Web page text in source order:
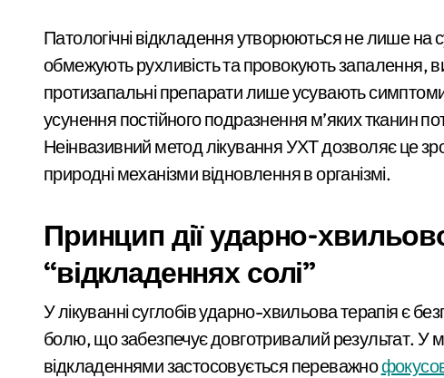
Патологічні відкладення утворюються не лише на
обмежують рухливість та провокують запалення,
протизапальні препарати лише усувають
усунення постійного подразнення м’яких тканин
Неінвазивний метод лікування УХТ дозволяє це
природні механізми відновлення в організмі.
Принцип дії ударно-
“відкладеннях солі”
У лікуванні суглобів ударно-хвильова терапія є
болю, що забезпечує довготривалий результат. У
відкладеннями застосовується переважно